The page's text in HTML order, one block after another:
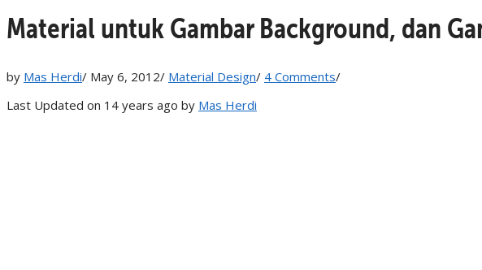
Material untuk Gambar Background, dan
by Mas Herdi/ May 6, 2012/ Material Design/ 4 Comments/
Last Updated on 14 years ago by Mas Herdi